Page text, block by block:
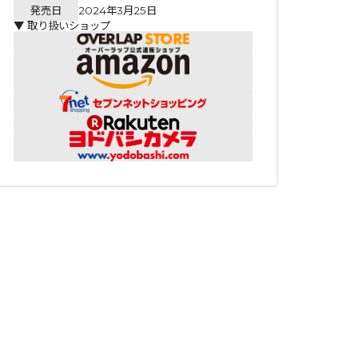
発売日
2024年3月25日
▼ 取り扱いショップ